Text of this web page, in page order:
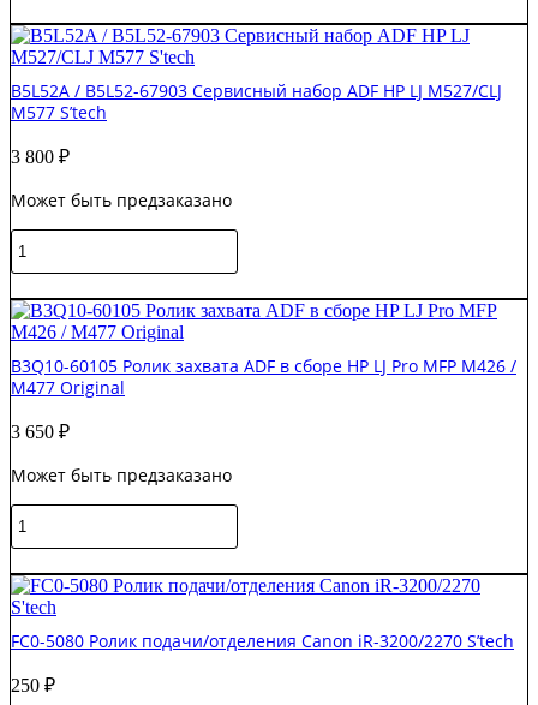
67901
Комплект
роликов
HP
CLJ
/
Original
B5L52A / B5L52-67903 Сервисный набор ADF HP LJ M527/CLJ
M577 S’tech
3 800 ₽
Может быть предзаказано
Количество
товара
/
B5L52-
67903
Сервисный
набор
HP
M527/CLJ
S'tech
B3Q10-60105 Ролик захвата ADF в сборе HP LJ Pro MFP M426 /
M477 Original
3 650 ₽
Может быть предзаказано
Количество
товара
60105
Ролик
захвата
ADF
сборе
FC0-5080 Ролик подачи/отделения Canon iR-3200/2270 S’tech
250 ₽